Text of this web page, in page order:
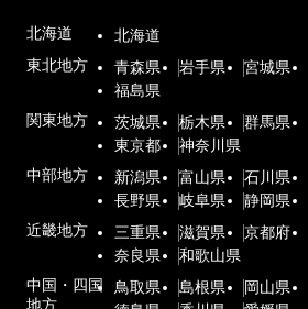
北海道
北海道
東北地方
青森県 岩手県 宮城県
福島県
関東地方
茨城県 栃木県 群馬県
東京都
神奈川県
中部地方
新潟県 富山県 石川県
長野県
岐阜県 静岡県
近畿地方
三重県 滋賀県 京都府
奈良県
和歌山県
中国・四国
地方
鳥取県 島根県 岡山県